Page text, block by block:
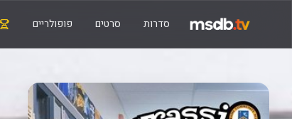
סדרות סרטים פופולריים